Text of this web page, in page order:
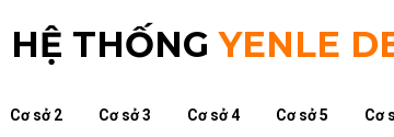
HỆ THỐNGYENLE
Cơ sở 2 Cơ sở 3 Cơ sở 4 Cơ sở 5 Cơ